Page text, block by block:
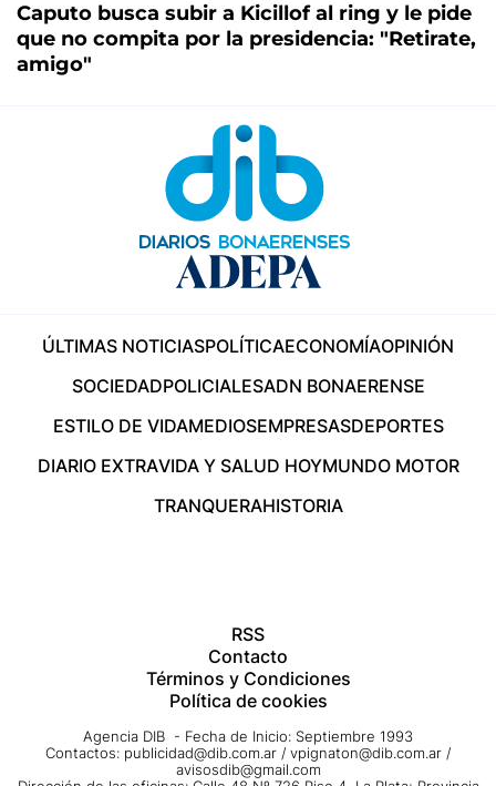
Caputo busca subir a Kicillof al ring y le pide
que no compita por la presidencia: "Retirate,
amigo"
ÚLTIMAS NOTICIASPOLÍTICAECONOMÍAOPINIÓN
SOCIEDADPOLICIALESADN BONAERENSE
ESTILO DE VIDAMEDIOSEMPRESASDEPORTES
DIARIO EXTRAVIDA Y SALUD HOYMUNDO MOTOR
TRANQUERAHISTORIA
RSS
Contacto
Términos y Condiciones
Política de cookies
Agencia DIB - Fecha de Inicio: Septiembre 1993
Contactos: publicidad@dib.com.ar / vpignaton@dib.com.ar /
avisosdib@gmail.com